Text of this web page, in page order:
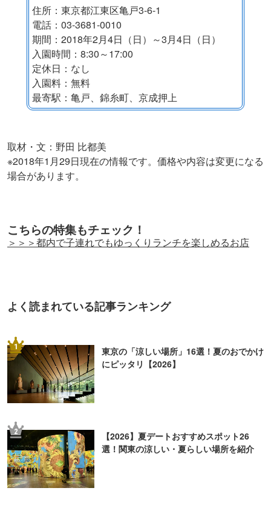
住所：東京都江東区亀戸3-6-1
電話：03-3681-0010
期間：2018年2月4日（日）～3月4日（日）
入園時間：8:30～17:00
定休日：なし
入園料：無料
最寄駅：亀戸、錦糸町、京成押上
取材・文：野田 比都美
※2018年1月29日現在の情報です。価格や内容は変更になる
場合があります。
こちらの特集もチェック！
＞＞＞都内で子連れでもゆっくりランチを楽しめるお店
よく読まれている記事ランキング
1
東京の「涼しい場所」16選！夏のおでかけ
にピッタリ【2026】
2
【2026】夏デートおすすめスポット26
選！関東の涼しい・夏らしい場所を紹介